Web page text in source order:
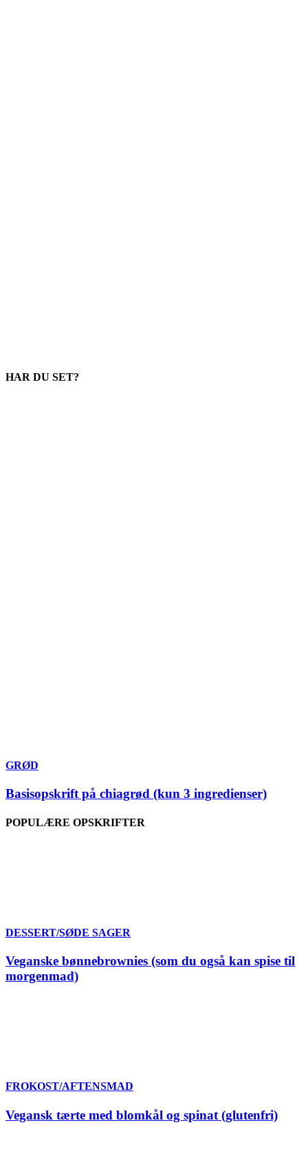
HAR DU SET?
GRØD
Basisopskrift på chiagrød (kun 3 ingredienser)
POPULÆRE OPSKRIFTER
DESSERT/SØDE SAGER
Veganske bønnebrownies (som du også kan spise til
morgenmad)
FROKOST/AFTENSMAD
Vegansk tærte med blomkål og spinat (glutenfri)